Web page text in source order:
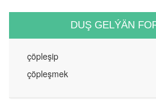
DUŞ GELÝÄN
çöpleşip
çöpleşmek